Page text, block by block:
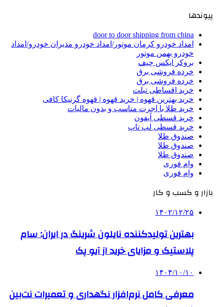
پیوندها
door to door shipping from china
امداد خودرو کرمان موتور/امداد خودرو مدیران خودرو/امداد
خودرو بهمن موتور
بروکر ایکس چیف
خرده فروشی برق
خرده فروشی برق
خرید اقساطی تبلت
خرید بهترین قهوه | خرید قهوه | قهوه گرنیکا کافی
خرید طلا با اجرت مناسب و بدون مالیات
خرید قسطی آیفون
خرید قسطی لپ تاپ
صندوق طلا
صندوق طلا
صندوق طلا
وام فوری
وام فوری
بازار و کسب و کار
۱۴۰۲/۱۲/۲۵
بهترین تولیدکننده نایلون شرینگ در ایران: سام
پلاستیک و مزایای خرید از آیو پک
۱۴۰۴/۱۰/۱۰
معرفی کامل نرم‌افزار نگهداری و تعمیرات نت‌بین